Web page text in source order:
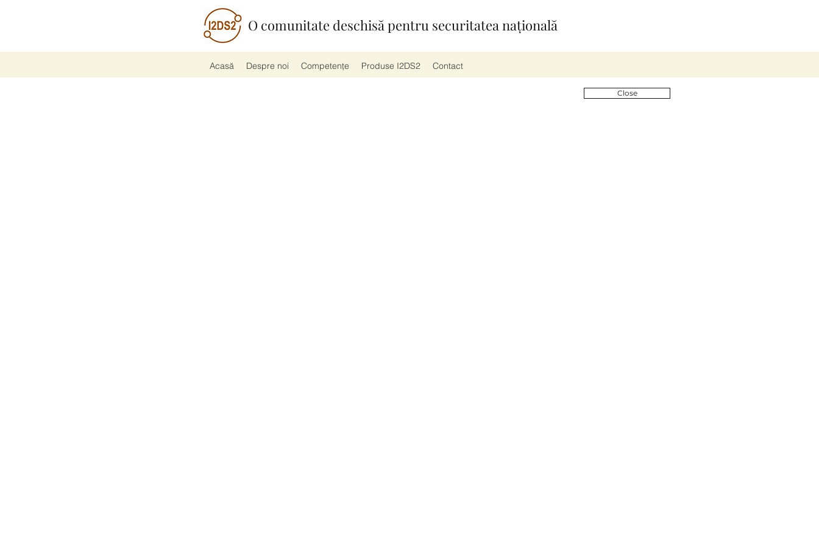
O comunitate deschisă pentru securitatea națională
Acasă Despre noi Competențe Produse I2DS2 Contact
Close